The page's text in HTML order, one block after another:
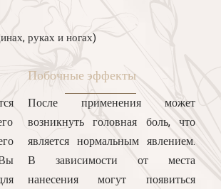
руках и ногах)
Побочные эффекты
После применения может
возникнуть головная боль, что
является нормальным явлением.
В зависимости от места
нанесения могут появиться